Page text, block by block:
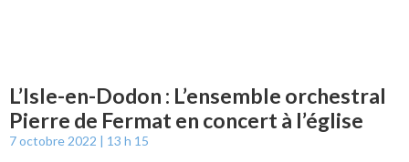
L’Isle-en-Dodon : L’ensemble orchestral
Pierre de Fermat en concert à l’église
7 octobre 2022 13 h 15